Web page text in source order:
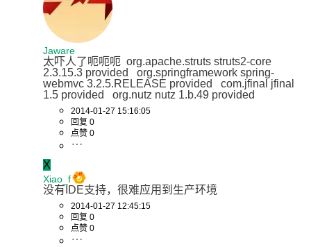
Jaware
太吓人了呃呃呃  org.apache.struts struts2-core
2.3.15.3 provided   org.springframework spring-
webmvc 3.2.5.RELEASE provided   com.jfinal jfinal
1.5 provided   org.nutz nutz 1.b.49 provided
2014-01-27 15:16:05
回复 0
点赞 0
X
Xiao_f
没有IDE支持，很难应用到生产环境
2014-01-27 12:45:15
回复 0
点赞 0